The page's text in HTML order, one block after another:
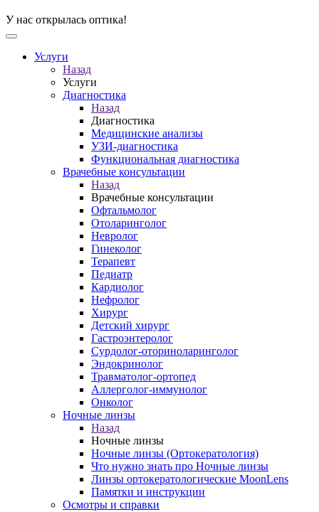
У нас открылась оптика!
Услуги
Назад
Услуги
Диагностика
Назад
Диагностика
Медицинские анализы
УЗИ-диагностика
Функциональная диагностика
Врачебные консультации
Назад
Врачебные консультации
Офтальмолог
Отоларинголог
Невролог
Гинеколог
Терапевт
Педиатр
Кардиолог
Нефролог
Хирург
Детский хирург
Гастроэнтеролог
Сурдолог-оториноларинголог
Эндокринолог
Травматолог-ортопед
Аллерголог-иммунолог
Онколог
Ночные линзы
Назад
Ночные линзы
Ночные линзы (Ортокератология)
Что нужно знать про Ночные линзы
Линзы ортокератологические MoonLens
Памятки и инструкции
Осмотры и справки